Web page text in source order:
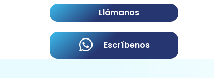
Llámanos
Escríbenos